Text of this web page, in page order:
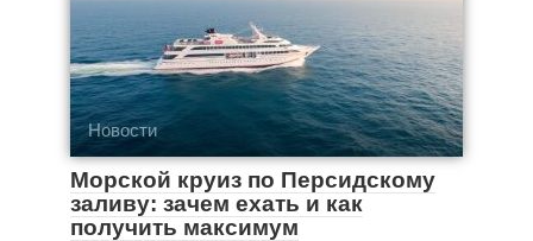
Новости
Морской круиз по Персидскому
заливу: зачем ехать и как
получить максимум